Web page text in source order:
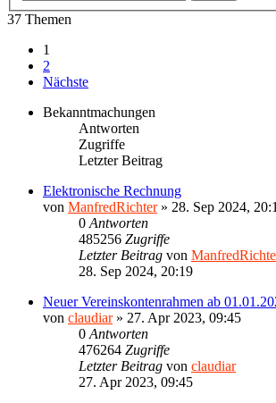
37 Themen
1
2
Nächste
Bekanntmachungen
Antworten
Zugriffe
Letzter Beitrag
Elektronische Rechnung
von ManfredRichter» 28. Sep 2024,
0 Antworten
485256 Zugriffe
Letzter Beitrag von
28. Sep 2024, 20:19
Neuer Vereinskontenrahmen ab
von claudiar» 27. Apr 2023, 09:45
0 Antworten
476264 Zugriffe
Letzter Beitrag von claudiar
27. Apr 2023, 09:45